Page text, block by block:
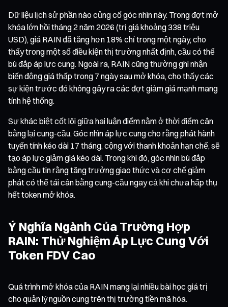
Dữ liệu lịch sử phần nào củng cố góc nhìn này. Trong đợt mở
khóa lớn hồi tháng 2 năm 2026 (trị giá khoảng 338 triệu
USD), giá RAIN đã tăng hơn 18% chỉ trong một ngày, cho
thấy trong một số điều kiện thị trường nhất định, cầu có thể
bù đắp áp lực cung. Ngoài ra, RAIN cũng thường ghi nhận
biến động giá thấp trong 7 ngày sau mở khóa, cho thấy các
sự kiện trước đó không gây ra các đợt giảm giá mạnh mang
tính hệ thống.
Sự khác biệt cốt lõi giữa hai luận điểm nằm ở thời điểm cân
bằng lại cung-cầu. Góc nhìn áp lực cung cho rằng phát hành
tuyến tính kéo dài 17 tháng, cộng với thanh khoản hạn chế, sẽ
tạo áp lực giảm giá kéo dài. Trong khi đó, góc nhìn bù đắp
bằng cầu tin rằng tăng trưởng giao thức và cơ chế giảm
phát có thể tái cân bằng cung-cầu ngay cả khi chưa hấp thụ
hết token mở khóa.
Ý Nghĩa Ngành Của Trường Hợp
RAIN: Thử Nghiệm Áp Lực Cung Với
Token FDV Cao
Quá trình mở khóa của RAIN mang lại nhiều bài học giá trị
cho quản lý nguồn cung trên thị trường tiền mã hóa.